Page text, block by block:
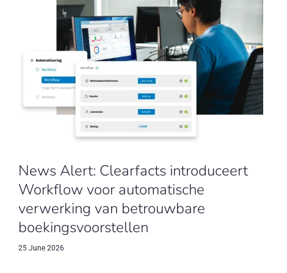
News Alert: Clearfacts introduceert
Workflow voor automatische
verwerking van betrouwbare
boekingsvoorstellen
25 June 2026